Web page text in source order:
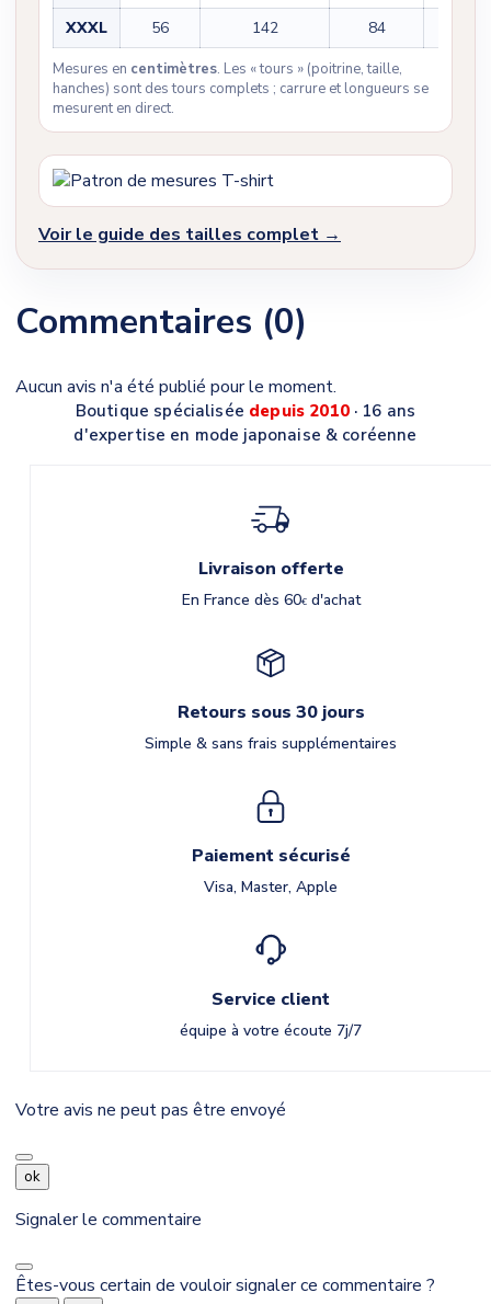
XXXL
56 142 84
Mesures en centimètres. Les « tours » (poitrine, taille,
hanches) sont des tours complets ; carrure et longueurs se
mesurent en direct.
Voir le guide des tailles complet →
Commentaires (0)
Aucun avis n'a été publié pour le moment.
Boutique spécialisée depuis 2010· 16 ans
d'expertise en mode japonaise & coréenne
Livraison offerte
En France dès 60€d'achat
Retours sous 30 jours
Simple & sans frais supplémentaires
Paiement sécurisé
Visa, Master, Apple
Service client
équipe à votre écoute 7j/7
Votre avis ne peut pas être envoyé
ok
Signaler le commentaire
Êtes-vous certain de vouloir signaler ce commentaire ?